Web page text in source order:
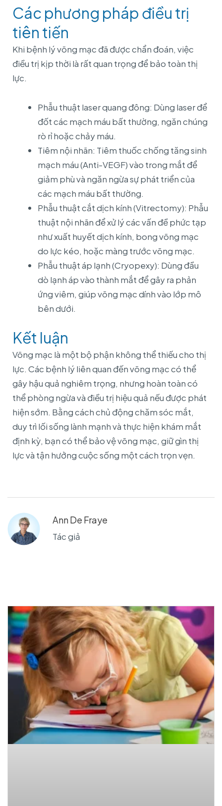
Các phương pháp điều trị
tiên tiến
Khi bệnh lý võng mạc đã được chẩn đoán, việc
điều trị kịp thời là rất quan trọng để bảo toàn thị
lực.
Phẫu thuật laser quang đông: Dùng laser để
đốt các mạch máu bất thường, ngăn chúng
rò rỉ hoặc chảy máu.
Tiêm nội nhãn: Tiêm thuốc chống tăng sinh
mạch máu (Anti-VEGF) vào trong mắt để
giảm phù và ngăn ngừa sự phát triển của
các mạch máu bất thường.
Phẫu thuật cắt dịch kính (Vitrectomy): Phẫu
thuật nội nhãn để xử lý các vấn đề phức tạp
như xuất huyết dịch kính, bong võng mạc
do lực kéo, hoặc màng trước võng mạc.
Phẫu thuật áp lạnh (Cryopexy): Dùng đầu
dò lạnh áp vào thành mắt để gây ra phản
ứng viêm, giúp võng mạc dính vào lớp mô
bên dưới.
Kết luận
Võng mạc là một bộ phận không thể thiếu cho thị
lực. Các bệnh lý liên quan đến võng mạc có thể
gây hậu quả nghiêm trọng, nhưng hoàn toàn có
thể phòng ngừa và điều trị hiệu quả nếu được phát
hiện sớm. Bằng cách chủ động chăm sóc mắt,
duy trì lối sống lành mạnh và thực hiện khám mắt
định kỳ, bạn có thể bảo vệ võng mạc, giữ gìn thị
lực và tận hưởng cuộc sống một cách trọn vẹn.
Ann De Fraye
Tác giả